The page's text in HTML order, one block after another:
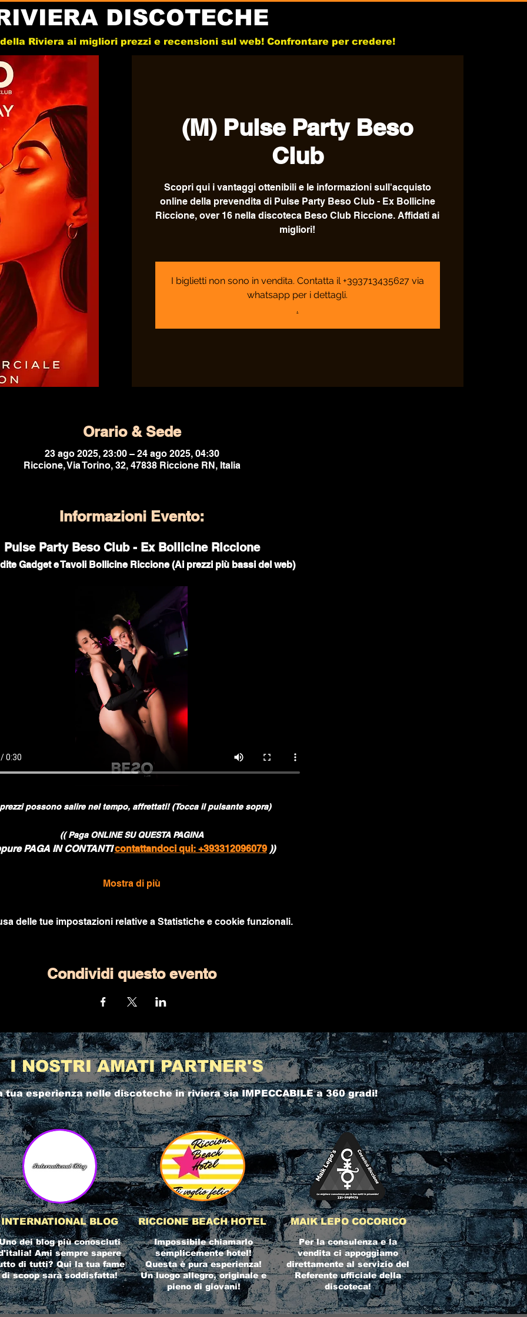
DISCOTECHE
Riviera ai migliori prezzi e recensioni sul web! Confrontare per credere!
(M) Pulse Party Beso
Club
Scopri qui i vantaggi ottenibili e le informazioni sull'acquisto
online della prevendita di Pulse Party Beso Club - Ex Bollicine
Riccione, over 16 nella discoteca Beso Club Riccione. Affidati ai
migliori!
I biglietti non sono in vendita. Contatta il +393713435627 via
whatsapp per i dettagli.
.
Orario & Sede
23 ago 2025, 23:00 – 24 ago 2025, 04:30
Riccione, Via Torino, 32, 47838 Riccione RN, Italia
Informazioni Evento:
Pulse Party Beso Club - Ex Bollicine Riccione
Gadget e Tavoli Bollicine Riccione (Ai prezzi più bassi del web)
possono salire nel tempo, affrettati! (Tocca il pulsante sopra)
(( Paga ONLINE SU QUESTA PAGINA
PAGA IN CONTANTI contattandoci qui: +393312096079 ))
Mostra di più
delle tue impostazioni relative a Statistiche e cookie funzionali.
Condividi questo evento
I NOSTRI AMATI PARTNER'S
tua esperienza nellediscoteche in rivierasia IMPECCABILE a 360 gradi!
INTERNATIONAL BLOG
dei blog più conosciuti
Ami sempre sapere
di tutti? Qui la tua fame
di scoop sarà soddisfatta!
RICCIONE BEACH HOTEL
Impossibile chiamarlo
semplicemente hotel!
Questa è pura esperienza!
Un luogo allegro, originale e
pieno di giovani!
MAIK LEPO COCORICO
Per la consulenza e la
vendita ci appoggiamo
direttamente al servizio del
Referente ufficiale della
discoteca!